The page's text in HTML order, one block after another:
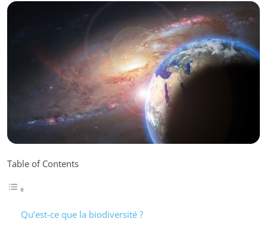
Table of Contents
Qu’est-ce que la biodiversité ?